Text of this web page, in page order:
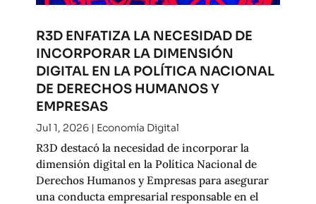
R3D ENFATIZA LA NECESIDAD DE
INCORPORAR LA DIMENSIÓN
DIGITAL EN LA POLÍTICA NACIONAL
DE DERECHOS HUMANOS Y
EMPRESAS
Jul 1, 2026| Economía Digital
R3D destacó la necesidad de incorporar la
dimensión digital en la Política Nacional de
Derechos Humanos y Empresas para asegurar
una conducta empresarial responsable en el